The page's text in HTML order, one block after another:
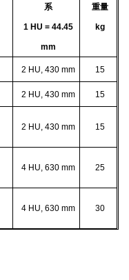
系
1 HU = 44.45
mm
重量
kg
2 HU, 430 mm 15
2 HU, 430 mm 15
2 HU, 430 mm 15
4 HU, 630 mm 25
4 HU, 630 mm 30